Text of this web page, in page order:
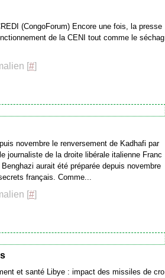
(CongoForum) Encore une fois, la presse
de la CENI tout comme le séchag
[#]
novembre le renversement de Kadhafi par
journaliste de la droite libérale italienne Franc
aurait été préparée depuis novembre
français. Comme...
[#]
et santé Libye : impact des missiles de cro